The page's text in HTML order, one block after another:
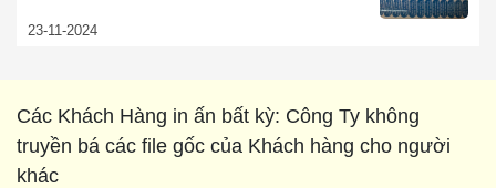
23-11-2024
Các Khách Hàng in ấn bất kỳ: Công Ty không
truyền bá các file gốc của Khách hàng cho người
khác